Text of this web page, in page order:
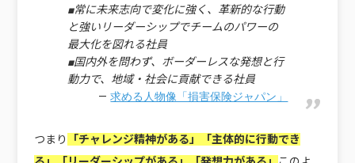
■常に未来志向で変化に強く、革新的な行動
と強いリーダーシップでチームのパワーの
最大化を図れる社員
■国内外を問わず、ボーダーレスな発想と行
動力で、地域・社会に貢献できる社員
求める人物像「損害保険ジャパン」
つまり
「チャレンジ精神がある」「主体的に行動でき